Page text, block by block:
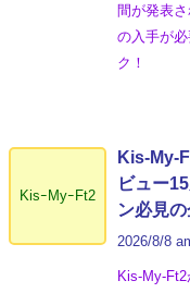
間が発表
の入手が
ク！
KisｰMyｰFt2
Kis-My-
ビュー
ン必見
2026/8/8
Kis-My-